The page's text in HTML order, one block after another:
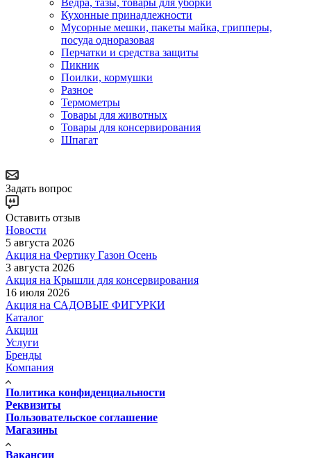
Кухонные принадлежности
Мусорные мешки, пакеты майка, грипперы,
посуда одноразовая
Перчатки и средства защиты
Пикник
Поилки, кормушки
Разное
Термометры
Товары для животных
Товары для консервирования
Шпагат
Задать вопрос
Оставить отзыв
Новости
5 августа 2026
Акция на Фертику Газон Осень
3 августа 2026
Акция на Крышли для консервирования
16 июля 2026
Акция на САДОВЫЕ ФИГУРКИ
Каталог
Акции
Услуги
Бренды
Компания
Политика конфиденциальности
Реквизиты
Пользовательское соглашение
Магазины
Вакансии